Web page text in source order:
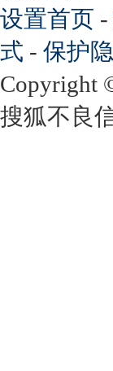
设置首页 -
式 - 保护
Copyright
搜狐不良